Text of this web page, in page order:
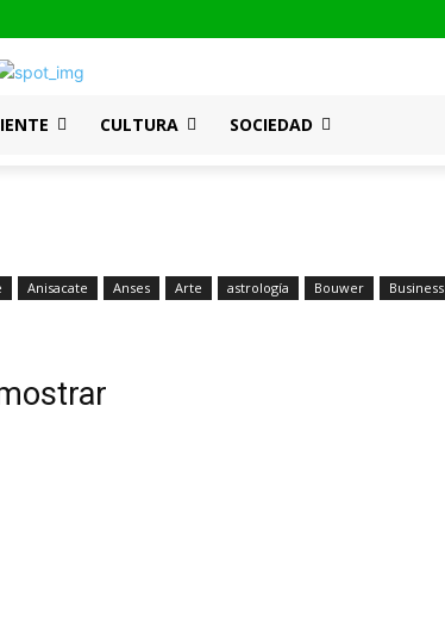
CULTURA SOCIEDAD
Anisacate Anses Arte astrología Bouwer Business